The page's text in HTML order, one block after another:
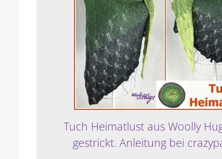
Tuch Heimatlust aus Woolly
gestrickt. Anleitung bei